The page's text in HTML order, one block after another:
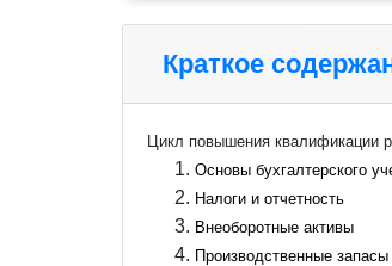
Краткое
Цикл повышения квалификации
Основы бухгалтерского
Налоги и отчетность
Внеоборотные активы
Производственные